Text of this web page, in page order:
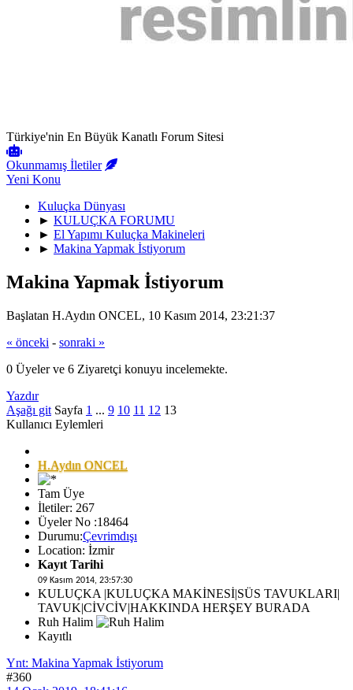
Türkiye'nin En Büyük Kanatlı Forum Sitesi
Okunmamış İletiler
Yeni Konu
Kuluçka Dünyası
► KULUÇKA FORUMU
► El Yapımı Kuluçka Makineleri
► Makina Yapmak İstiyorum
Makina Yapmak İstiyorum
Başlatan H.Aydın ONCEL, 10 Kasım 2014, 23:21:37
« önceki - sonraki »
0 Üyeler ve 6 Ziyaretçi konuyu incelemekte.
Yazdır
Aşağı git Sayfa 1 ... 9 10 11 12 13
Kullanıcı Eylemleri
H.Aydın ONCEL
Tam Üye
İletiler: 267
Üyeler No :18464
Durumu:Çevrimdışı
Location: İzmir
Kayıt Tarihi
09 Kasım 2014, 23:57:30
KULUÇKA |KULUÇKA MAKİNESİ|SÜS TAVUKLARI|
TAVUK|CİVCİV|HAKKINDA HERŞEY BURADA
Ruh Halim
Kayıtlı
Ynt: Makina Yapmak İstiyorum
#360